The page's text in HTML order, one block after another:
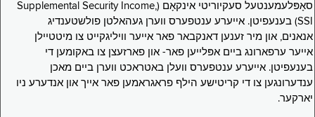
סאָפּלעמענטעל סעקיוריטי אינקאָם (Supplemental Security Income,
SSI) בענעפיטן. אייערע ענטפערס ווערן געהאלטן פולשטענדיג
אנאנים, און מיר זענען דאנקבאר פאר אייער וויליגקייט צו מיטטיילן
אייער ערפארונג ביים אפּלייען פאר- און פארזעצן צו באקומען די
בענעפיטן. אייערע ענטפערס וועלן באטראכט ווערן ביים מאכן
ענדערונגען צו די קריטישע הילף פראגראמען פאר אייך און אנדערע ניו
יארקער.